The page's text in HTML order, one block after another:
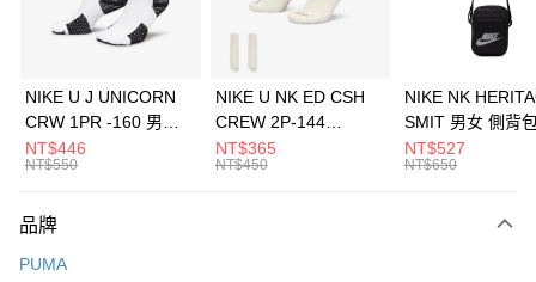
華南商業銀行
彰化商業銀行
上海商業儲蓄銀行
元大商業銀行
台灣樂天信用卡公司
Apple Pay
全盈+PAY
AFTEE先享後付
【關於「AFTEE先享後付」】
便利好安心！
運送方式
NIKE U J UNICORN
CRW 1PR -160 男女
中統襪 FZ3393100
NT$446
NT$550
NIKE U NK ED CSH
CREW 2P-144
EMBRDY 男女 短統襪
FZ3073133
NT$365
NT$450
NIKE NK
SMIT 男女 側背
BA5871010
NT$527
NT$650
品牌
PUMA